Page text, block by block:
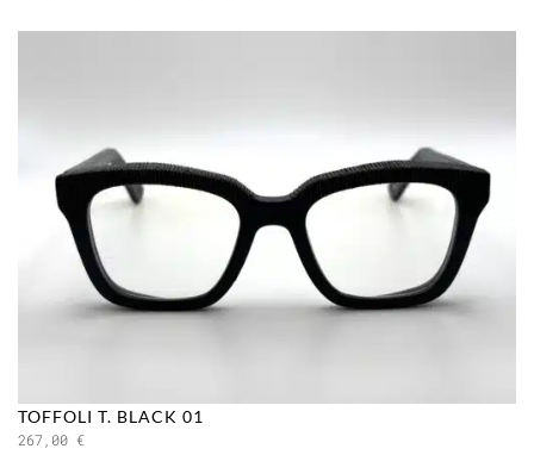
TOFFOLI T. BLACK 01
267,00 €